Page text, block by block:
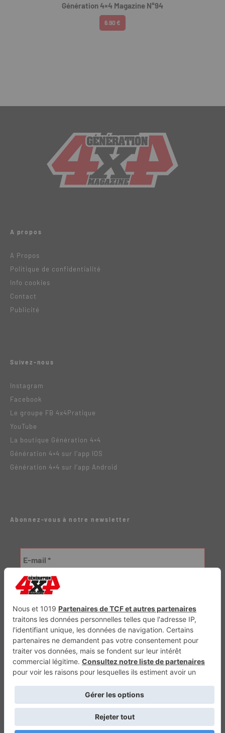
Génération 4×4 Magazine N°94
6.90 €
A propos
A Propos
Politique de confidentialité
Info cookies
Contact
Publicité
Suivez-nous
Instagram
Facebook
Le groupe FB 4x4Pratique
YouTube
La boutique Génération 4×4
Génération 4×4 sur l’app IOS
Génération 4×4 sur l’app Android
Abonnez-vous à notre newsletter
Génération Electrique Génération Sans Permis VTTAE.fr FullAttack
Retour en haut